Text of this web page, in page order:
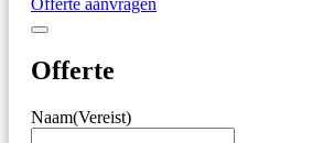
13
x
mm
Offerte aanvragen
Offerte
Naam(Vereist)